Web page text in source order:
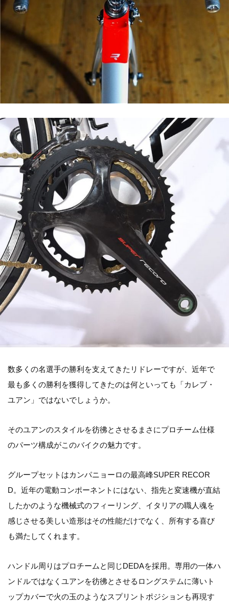
数多くの名選手の勝利を支えてきたリドレーですが、近年で
最も多くの勝利を獲得してきたのは何といっても「カレブ・
ユアン」ではないでしょうか。
そのユアンのスタイルを彷彿とさせるまさにプロチーム仕様
のパーツ構成がこのバイクの魅力です。
グループセットはカンパニョーロの最高峰SUPER RECOR
D。近年の電動コンポーネントにはない、指先と変速機が直結
したかのような機械式のフィーリング、イタリアの職人魂を
感じさせる美しい造形はその性能だけでなく、所有する喜び
も満たしてくれます。
ハンドル周りはプロチームと同じDEDAを採用。専用の一体ハ
ンドルではなくユアンを彷彿とさせるロングステムに薄いト
ップカバーで火の玉のようなスプリントポジションも再現す